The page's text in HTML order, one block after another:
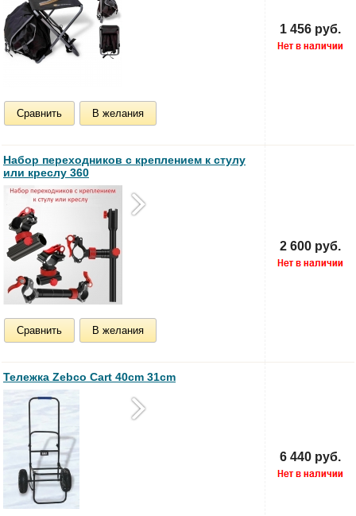
Сравнить В желания
1 456 руб.
Набор переходников с креплением к стулу
или креслу 360
Сравнить В желания
2 600 руб.
Тележка Zebco Cart 40cm 31cm
6 440 руб.